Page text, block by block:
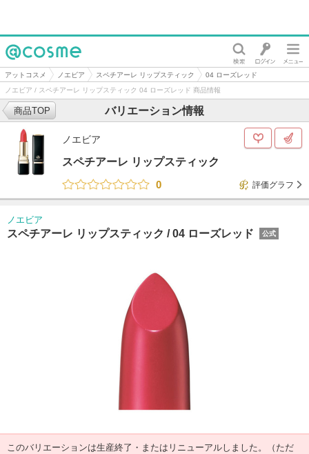
@cosme
アットコスメ ノエビア スペチアーレ リップスティック
04 ローズレッド
ノエビア / スペチアーレ リップスティック 04 ローズレッド 商品情報
バリエーション情報
商品TOP
ノエビア
スペチアーレ リップスティック
0
評価グラフ
ノエビア
スペチアーレ リップスティック /04 ローズレッド 公式
このバリエーションは生産終了・またはリニューアルしました。（ただ